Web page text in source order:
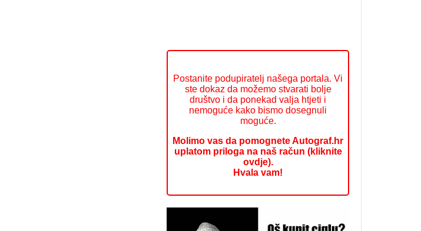
Postanite podupiratelj našega portala. Vi
ste dokaz da možemo stvarati bolje
društvo i da ponekad valja htjeti i
nemoguće kako bismo dosegnuli
moguće.
Molimo vas da pomognete Autograf.hr
uplatom priloga na naš račun (kliknite
ovdje).
Hvala vam!